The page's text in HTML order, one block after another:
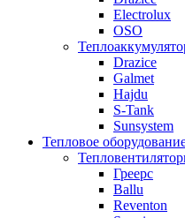
Electrolux
OSO
Drazice
Galmet
Hajdu
S-Tank
Sunsystem
Тепловое
Греерс
Ballu
Reventon